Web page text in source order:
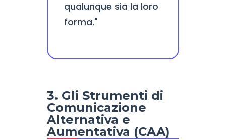
qualunque sia la loro
forma."
3. Gli Strumenti di
Comunicazione
Alternativa e
Aumentativa (CAA)